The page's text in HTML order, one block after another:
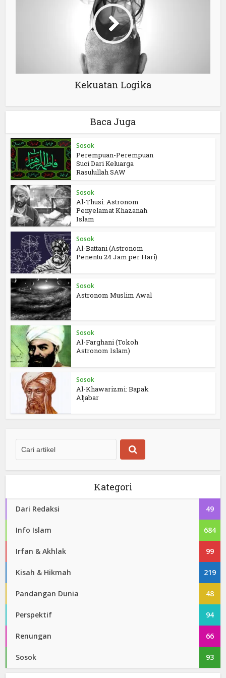
Kekuatan Logika
Baca Juga
Sosok
Perempuan-Perempuan
Suci Dari Keluarga
Rasulullah SAW
Sosok
Al-Thusi: Astronom
Penyelamat Khazanah
Islam
Sosok
Al-Battani (Astronom
Penentu 24 Jam per Hari)
Sosok
Astronom Muslim Awal
Sosok
Al-Farghani (Tokoh
Astronom Islam)
Sosok
Al-Khawarizmi: Bapak
Aljabar
Kategori
Dari Redaksi 49
Info Islam 684
Irfan & Akhlak 99
Kisah & Hikmah 219
Pandangan Dunia 48
Perspektif 94
Renungan 66
Sosok 93